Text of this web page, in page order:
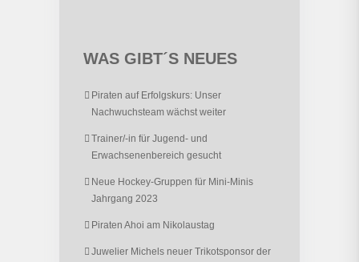
WAS GIBT´S NEUES
Piraten auf Erfolgskurs: Unser
Nachwuchsteam wächst weiter
Trainer/-in für Jugend- und
Erwachsenenbereich gesucht
Neue Hockey-Gruppen für Mini-Minis
Jahrgang 2023
Piraten Ahoi am Nikolaustag
Juwelier Michels neuer Trikotsponsor der